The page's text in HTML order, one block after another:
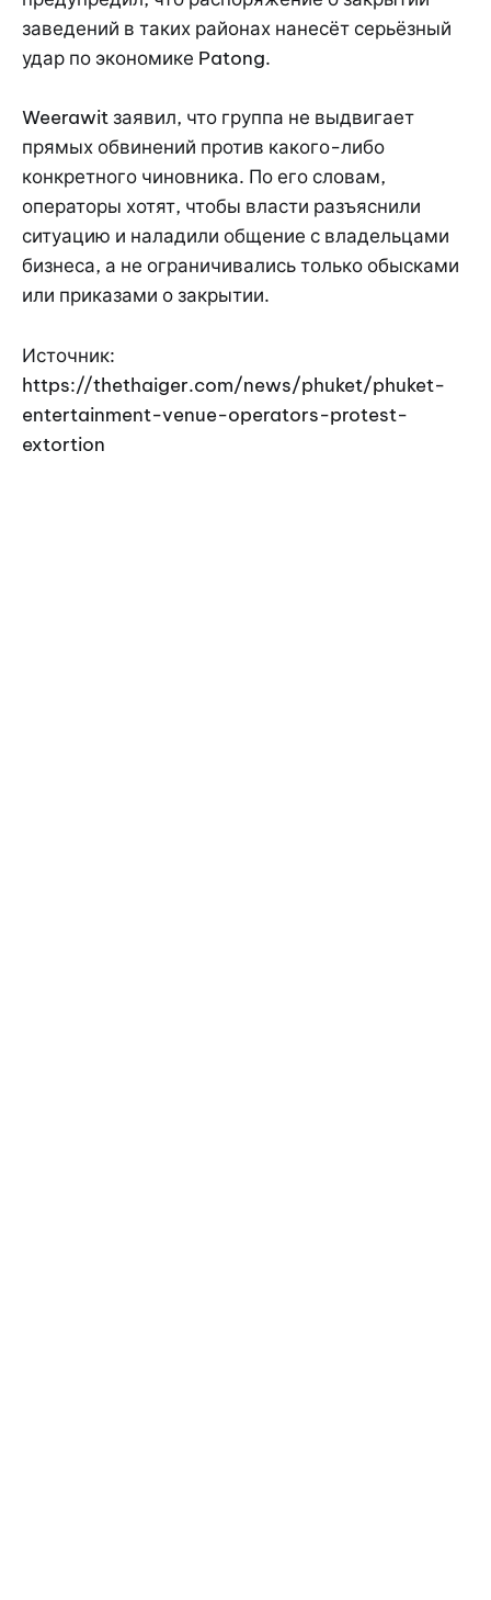
заведений в таких районах нанесёт серьёзный
удар по экономике Patong.
Weerawit заявил, что группа не выдвигает
прямых обвинений против какого-либо
конкретного чиновника. По его словам,
операторы хотят, чтобы власти разъяснили
ситуацию и наладили общение с владельцами
бизнеса, а не ограничивались только обысками
или приказами о закрытии.
Источник:
https://thethaiger.com/news/phuket/phuket-
entertainment-venue-operators-protest-
extortion